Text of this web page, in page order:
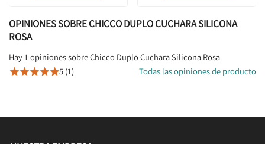
OPINIONES SOBRE CHICCO DUPLO CUCHARA SILICONA
ROSA
Hay 1 opiniones sobre Chicco Duplo Cuchara Silicona Rosa
5 (1) Todas las opiniones de producto